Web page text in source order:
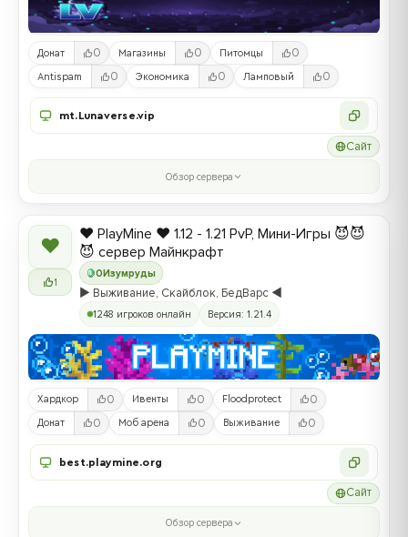
Донат 0 Магазины 0 Питомцы 0
Antispam 0 Экономика 0 Ламповый 0
mt.Lunaverse.vip
Сайт
Обзор сервера
❤
1
0Изумруды
❤️ PlayMine ❤️ 1.12 - 1.21 PvP, Мини-Игры 😈😈
😈 сервер Майнкрафт
▶️ Выживание, Скайблок, БедВарс ◀️
1248 игроков онлайн Версия: 1.21.4
Хардкор 0 Ивенты 0 Floodprotect 0
Донат 0 Моб арена 0 Выживание 0
best.playmine.org
Сайт
Обзор сервера